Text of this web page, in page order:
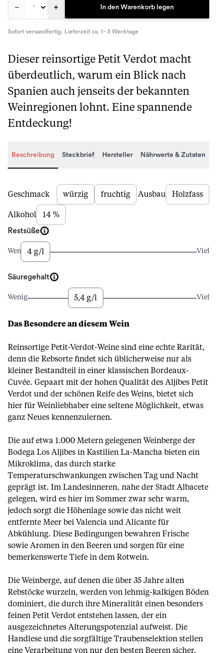
– + In den Warenkorb legen
Sofort versandfertig. Lieferzeit ca. 1 - 3 Werktage
Dieser reinsortige Petit Verdot macht
überdeutlich, warum ein Blick nach
Spanien auch jenseits der bekannten
Weinregionen lohnt. Eine spannende
Entdeckung!
Beschreibung Steckbrief Hersteller Nährwerte & Zutaten
Beschreibung
Geschmack würzig fruchtig Ausbau Holzfass
Alkohol 14 %
Restsüße
Wenig4 g/l Viel
Säuregehalt
Wenig 5,4 g/l Viel
Das Besondere an diesem Wein
Reinsortige Petit-Verdot-Weine sind eine echte Rarität,
denn die Rebsorte findet sich üblicherweise nur als
kleiner Bestandteil in einer klassischen Bordeaux-
Cuvée. Gepaart mit der hohen Qualität des Aljibes Petit
Verdot und der schönen Reife des Weins, bietet sich
hier für Weinliebhaber eine seltene Möglichkeit, etwas
ganz Neues kennenzulernen.
Die auf etwa 1.000 Metern gelegenen Weinberge der
Bodega Los Aljibes in Kastilien La-Mancha bieten ein
Mikroklima, das durch starke
Temperaturschwankungen zwischen Tag und Nacht
geprägt ist. Im Landesinneren, nahe der Stadt Albacete
gelegen, wird es hier im Sommer zwar sehr warm,
jedoch sorgt die Höhenlage sowie das nicht weit
entfernte Meer bei Valencia und Alicante für
Abkühlung. Diese Bedingungen bewahren Frische
sowie Aromen in den Beeren und sorgen für eine
bemerkenswerte Tiefe in dem Rotwein.
Die Weinberge, auf denen die über 35 Jahre alten
Rebstöcke wurzeln, werden von lehmig-kalkigen Böden
dominiert, die durch ihre Mineralität einen besonders
feinen Petit Verdot entstehen lassen, der ein
ausgezeichnetes Alterungspotenzial aufweist. Die
Handlese und die sorgfältige Traubenselektion stellen
eine Verarbeitung von nur den besten Beeren sicher.